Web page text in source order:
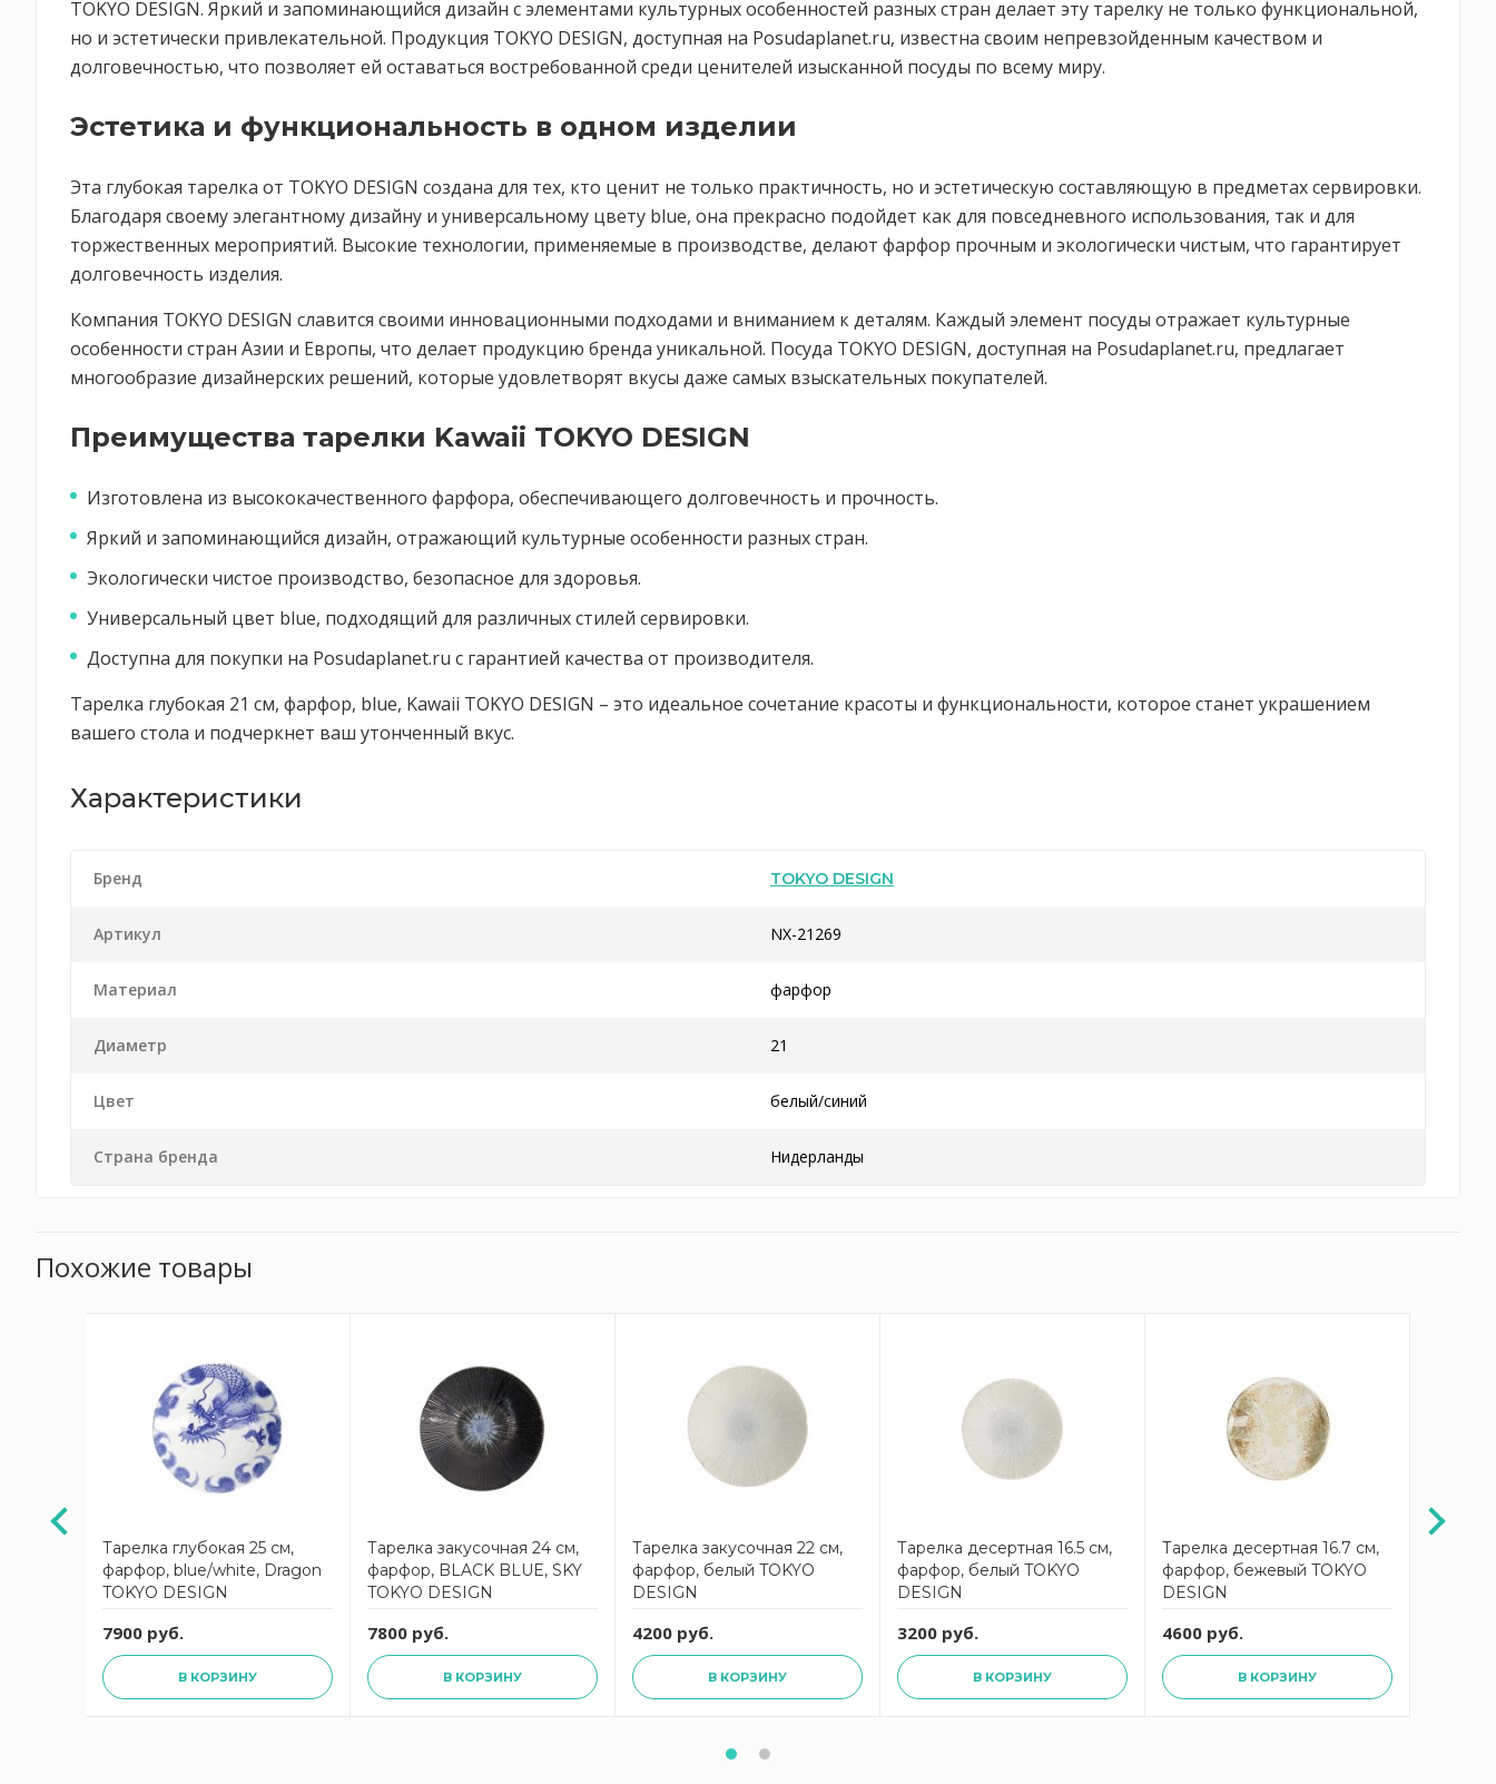
TOKYO DESIGN. Яркий и запоминающийся дизайн с элементами культурных особенностей разных стран делает эту тарелку не только функциональной,
но и эстетически привлекательной. Продукция TOKYO DESIGN, доступная на Posudaplanet.ru, известна своим непревзойденным качеством и
долговечностью, что позволяет ей оставаться востребованной среди ценителей изысканной посуды по всему миру.
Эстетика и функциональность в одном изделии
Эта глубокая тарелка от TOKYO DESIGN создана для тех, кто ценит не только практичность, но и эстетическую составляющую в предметах сервировки.
Благодаря своему элегантному дизайну и универсальному цвету blue, она прекрасно подойдет как для повседневного использования, так и для
торжественных мероприятий. Высокие технологии, применяемые в производстве, делают фарфор прочным и экологически чистым, что гарантирует
долговечность изделия.
Компания TOKYO DESIGN славится своими инновационными подходами и вниманием к деталям. Каждый элемент посуды отражает культурные
особенности стран Азии и Европы, что делает продукцию бренда уникальной. Посуда TOKYO DESIGN, доступная на Posudaplanet.ru, предлагает
многообразие дизайнерских решений, которые удовлетворят вкусы даже самых взыскательных покупателей.
Преимущества тарелки Kawaii TOKYO DESIGN
Изготовлена из высококачественного фарфора, обеспечивающего долговечность и прочность.
Яркий и запоминающийся дизайн, отражающий культурные особенности разных стран.
Экологически чистое производство, безопасное для здоровья.
Универсальный цвет blue, подходящий для различных стилей сервировки.
Доступна для покупки на Posudaplanet.ru с гарантией качества от производителя.
Тарелка глубокая 21 см, фарфор, blue, Kawaii TOKYO DESIGN – это идеальное сочетание красоты и функциональности, которое станет украшением
вашего стола и подчеркнет ваш утонченный вкус.
Характеристики
Бренд TOKYO DESIGN
Артикул NX-21269
Материал фарфор
Диаметр 21
Цвет белый/синий
Страна бренда Нидерланды
Похожие товары
АКЦИЯ
Тарелка глубокая 25 см,
фарфор, blue/white, Dragon
TOKYO DESIGN
7900 руб.
В КОРЗИНУ
Тарелка закусочная 24 см,
фарфор, BLACK BLUE, SKY
TOKYO DESIGN
7800 руб.
В КОРЗИНУ
Тарелка закусочная 22 см,
фарфор, белый TOKYO
DESIGN
4200 руб.
В КОРЗИНУ
Тарелка десертная 16.5 см,
фарфор, белый TOKYO
DESIGN
3200 руб.
В КОРЗИНУ
Тарелка десертная 16.7 см,
фарфор, бежевый TOKYO
DESIGN
4600 руб.
В КОРЗИНУ